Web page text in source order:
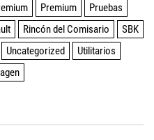
Premium
Pruebas
Rincón del Comisario
SBK
Uncategorized
Utilitarios